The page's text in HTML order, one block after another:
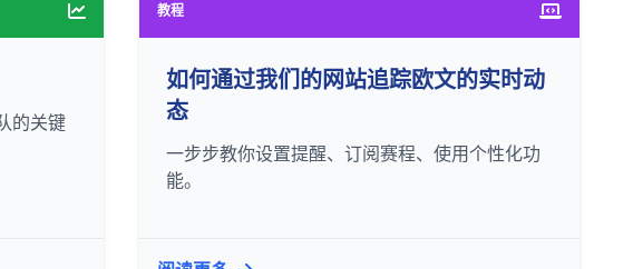
的关键
教程
如何通过我们的网站追踪欧文的实时动
态
一步步教你设置提醒、订阅赛程、使用个性化功
能。